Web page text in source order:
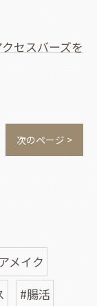
セスバーズを
次のページ >
メイク
#腸活